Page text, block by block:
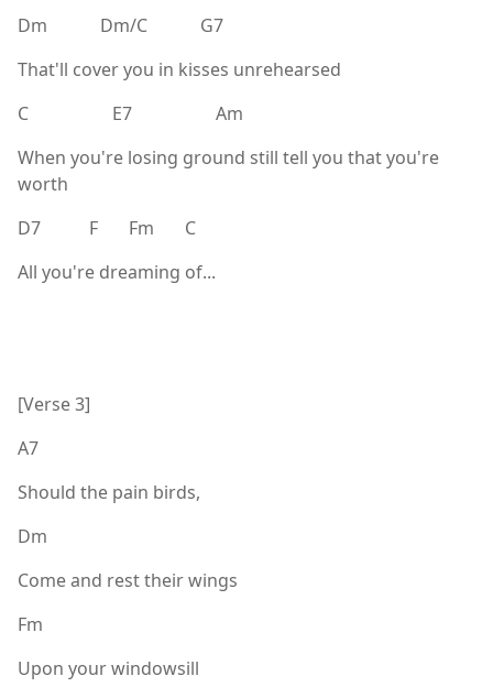
Dm Dm/C G7
That'll cover you in kisses unrehearsed
C E7 Am
When you're losing ground still tell you that you're
worth
D7 F Fm C
All you're dreaming of...
[Verse 3]
A7
Should the pain birds,
Dm
Come and rest their wings
Fm
Upon your windowsill